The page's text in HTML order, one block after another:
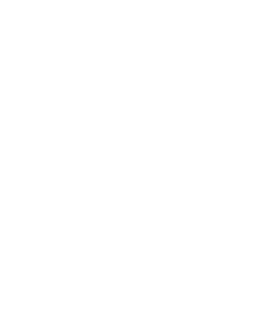
czas. Układanki pobudzają ciekawość świata oraz
i wytrwałości, a także pomaga rozwijać